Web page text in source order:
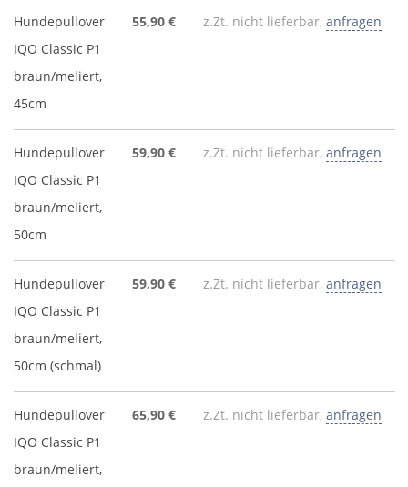
Hundepullover
IQO Classic P1
braun/meliert,
45cm
55,90 € z.Zt. nicht lieferbar, anfragen
Hundepullover
IQO Classic P1
braun/meliert,
50cm
59,90 € z.Zt. nicht lieferbar, anfragen
Hundepullover
IQO Classic P1
braun/meliert,
50cm (schmal)
59,90 € z.Zt. nicht lieferbar, anfragen
Hundepullover
IQO Classic P1
braun/meliert,
65,90 € z.Zt. nicht lieferbar, anfragen